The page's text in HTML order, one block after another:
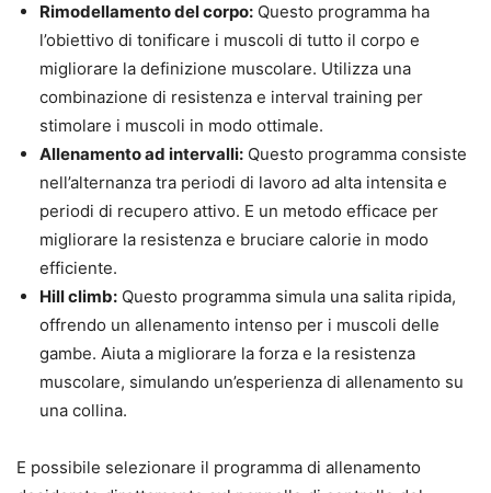
Rimodellamento del corpo: Questo programma ha
l’obiettivo di tonificare i muscoli di tutto il corpo e
migliorare la definizione muscolare. Utilizza una
combinazione di resistenza e interval training per
stimolare i muscoli in modo ottimale.
Allenamento ad intervalli: Questo programma consiste
nell’alternanza tra periodi di lavoro ad alta intensita e
periodi di recupero attivo. E un metodo efficace per
migliorare la resistenza e bruciare calorie in modo
efficiente.
Hill climb: Questo programma simula una salita ripida,
offrendo un allenamento intenso per i muscoli delle
gambe. Aiuta a migliorare la forza e la resistenza
muscolare, simulando un’esperienza di allenamento su
una collina.
E possibile selezionare il programma di allenamento